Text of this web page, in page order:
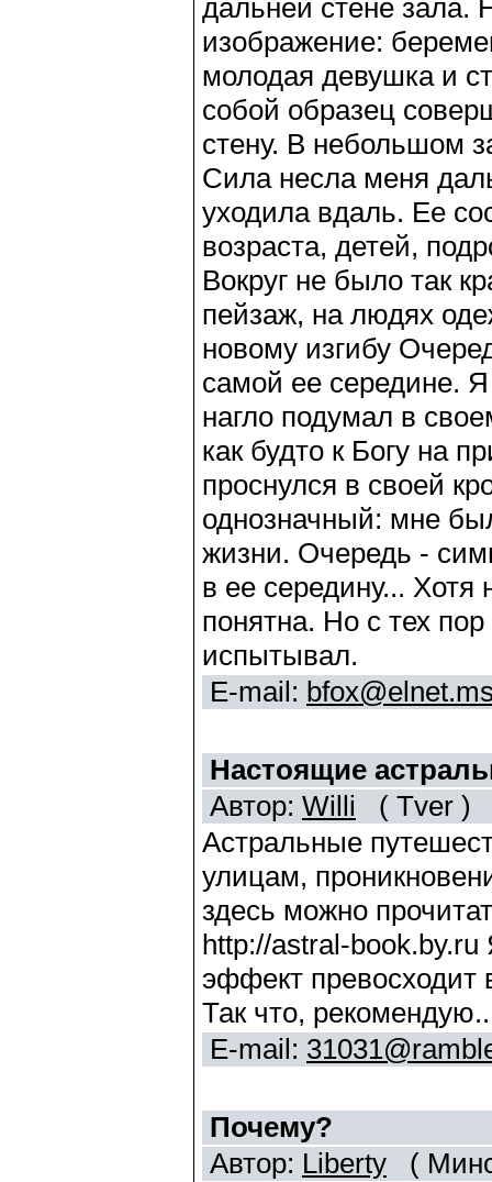
дальней стене зала.
изображение:
молодая девушка и
собой образец
стену. В небольшом
Сила несла меня
уходила вдаль. Ее
возраста, детей,
Вокруг не было так
пейзаж, на людях
новому изгибу
самой ее середине.
нагло подумал в
как будто к Богу на
проснулся в своей
однозначный: мне
жизни. Очередь -
в ее середину... Хотя
понятна. Но с тех
испытывал.
E-mail:
Настоящие
Автор: Willi ( Tver )
Астральные
улицам,
здесь можно
http://astral-
эффект превосходит
Так что,
E-mail:
Почему?
Автор: Liberty (